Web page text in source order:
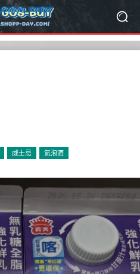
威士忌 氣泡酒